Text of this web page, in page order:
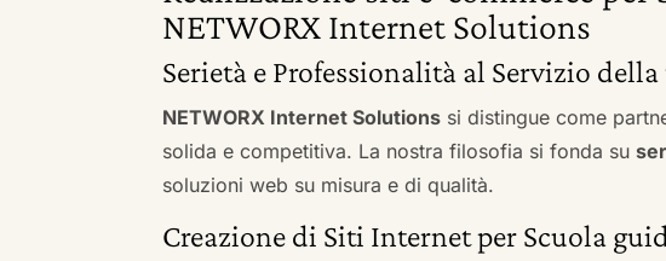
NETWORX Internet Solutions
Serietà e Professionalità al Servizio
NETWORX Internet Solutions si distingue come
solida e competitiva. La nostra filosofia si fonda su
soluzioni web su misura e di qualità.
Creazione di Siti Internet per Scuola